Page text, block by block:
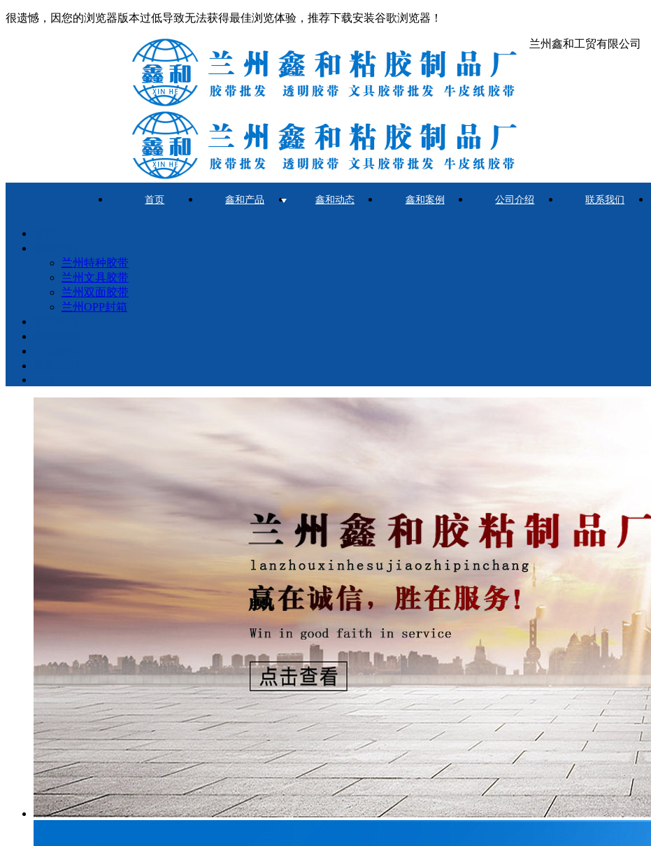
很遗憾，因您的浏览器版本过低导致无法获得最佳浏览体验，推荐下载安装谷歌浏览器！
兰州鑫和工贸有限公司
首页 鑫和产品 鑫和动态 鑫和案例 公司介绍 联系我们
兰州特种胶带
兰州文具胶带
兰州双面胶带
兰州OPP封箱